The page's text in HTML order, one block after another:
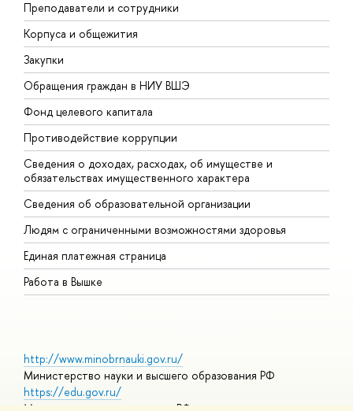
Преподаватели и сотрудники
Корпуса и общежития
Закупки
Обращения граждан в НИУ ВШЭ
Фонд целевого капитала
Противодействие коррупции
Сведения о доходах, расходах, об имуществе и
обязательствах имущественного характера
Сведения об образовательной организации
Людям с ограниченными возможностями здоровья
Единая платежная страница
Работа в Вышке
http://www.minobrnauki.gov.ru/
Министерство науки и высшего образования РФ
https://edu.gov.ru/
Министерство просвещения РФ